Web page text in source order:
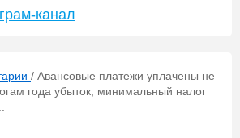
канал
/ Авансовые платежи уплачены не
года убыток, минимальный налог